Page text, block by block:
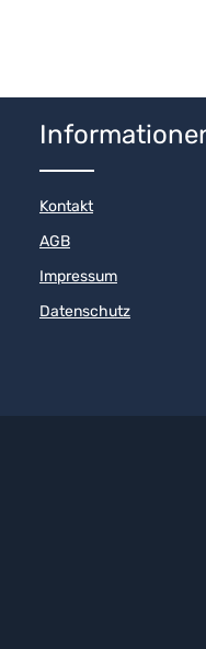
Kontakt
AGB
Impressum
Datenschutz